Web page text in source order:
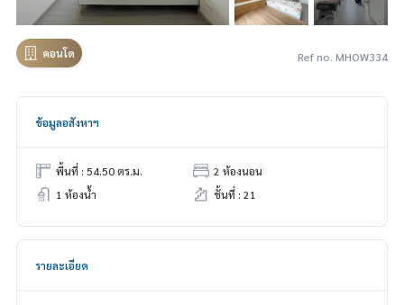
คอนโด Ref no. MHOW334
ข้อมูลอสังหาฯ
พื้นที่ : 54.50 ตร.ม.
2 ห้องนอน
1 ห้องน้ำ
ชั้นที่ : 21
รายละเอียด